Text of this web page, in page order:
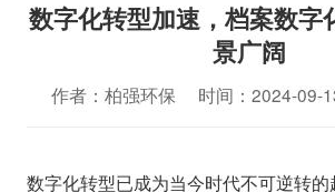
数字化转型加速，档案数字
景广阔
作者：柏强环保 时间：2024-
数字化转型已成为当今时代不可逆转